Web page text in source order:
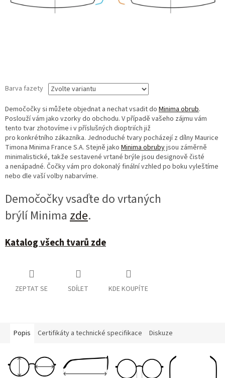
Barva fazety
Demočočky si můžete objednat a nechat vsadit do Minima obrub.
Poslouží vám jako vzorky do obchodu. V případě vašeho zájmu vám
tento tvar zhotovíme i v příslušných dioptriích již
pro konkrétního zákazníka. Jednoduché tvary pocházejí z dílny Maurice
Timona Minima France S.A. Stejně jako Minima obrubyjsou záměrně
minimalistické, takže sestavené vrtané brýle jsou designově čisté
a nenápadné. Čočky vám pro dokonalý finální vzhled po boku vyleštíme
nebo dle vaší volby nabarvíme.
Demočočky vsaďte do vrtaných
brýlí Minima zde.
Katalog všech tvarů zde
ZEPTAT SE SDÍLET KDE KOUPÍTE
Popis Certifikáty a technické specifikace Diskuze